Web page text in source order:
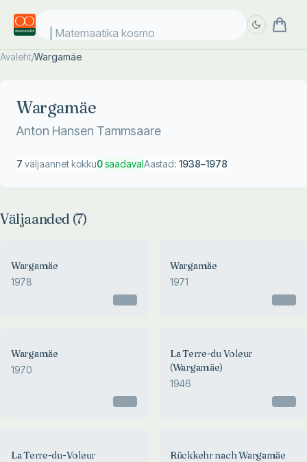
Matemaatika kosmose
Avaleht/Wargamäe
Wargamäe
Anton Hansen Tammsaare
7 väljaannet kokku0saadavalAastad: 1938–1978
Väljaanded (7)
Wargamäe
1978
Wargamäe
1971
Wargamäe
1970
La Terre-du Voleur
(Wargamäe)
1946
La Terre-du-Voleur
Rückkehr nach Wargamäe